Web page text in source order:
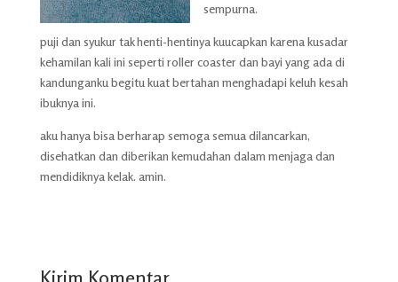
sempurna.
puji dan syukur tak henti-hentinya kuucapkan karena kusadar
kehamilan kali ini seperti roller coaster dan bayi yang ada di
kandunganku begitu kuat bertahan menghadapi keluh kesah
ibuknya ini.
aku hanya bisa berharap semoga semua dilancarkan,
disehatkan dan diberikan kemudahan dalam menjaga dan
mendidiknya kelak. amin.